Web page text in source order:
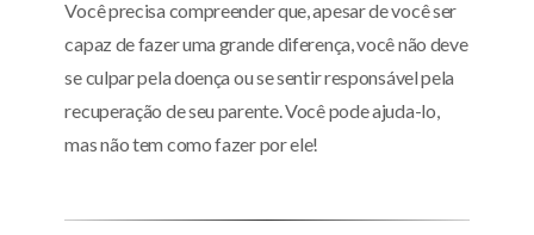
Você precisa compreender que, apesar de você ser
capaz de fazer uma grande diferença, você não deve
se culpar pela doença ou se sentir responsável pela
recuperação de seu parente. Você pode ajuda-lo,
mas não tem como fazer por ele!